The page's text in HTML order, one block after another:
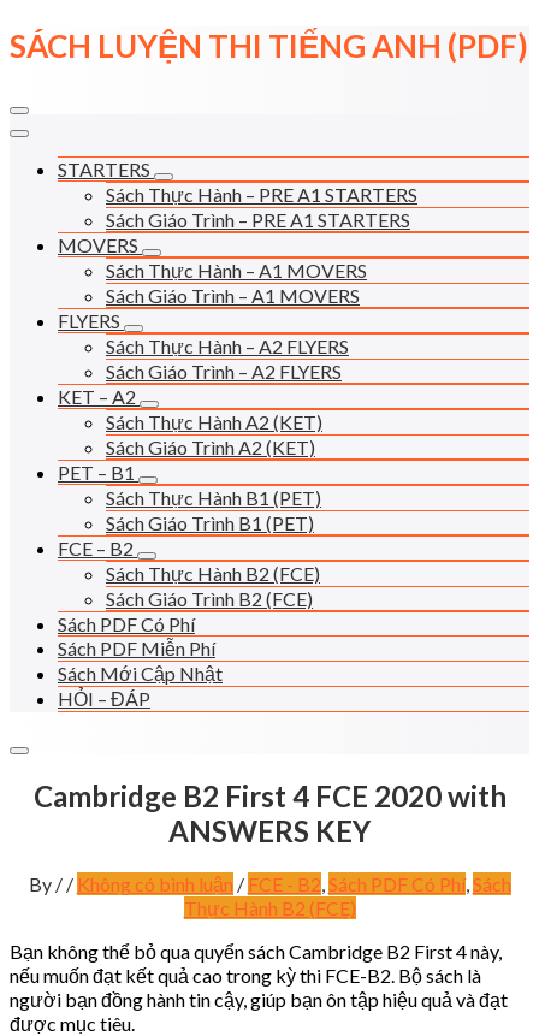
Skip
to
SÁCH LUYỆN THI TIẾNG ANH (PDF)
STARTERS
Sách Thực Hành – PRE A1 STARTERS
Sách Giáo Trình – PRE A1 STARTERS
MOVERS
Sách Thực Hành – A1 MOVERS
Sách Giáo Trình – A1 MOVERS
FLYERS
Sách Thực Hành – A2 FLYERS
Sách Giáo Trình – A2 FLYERS
KET – A2
Sách Thực Hành A2 (KET)
Sách Giáo Trình A2 (KET)
PET – B1
Sách Thực Hành B1 (PET)
Sách Giáo Trình B1 (PET)
FCE – B2
Sách Thực Hành B2 (FCE)
Sách Giáo Trình B2 (FCE)
Sách PDF Có Phí
Sách PDF Miễn Phí
Sách Mới Cập Nhật
HỎI – ĐÁP
Cambridge B2 First 4 FCE 2020 with
ANSWERS KEY
By / / Không có bình luận / FCE - B2,Sách PDF Có Phí,Sách
Thực Hành B2 (FCE)
Bạn không thể bỏ qua quyển sách Cambridge B2 First 4 này,
nếu muốn đạt kết quả cao trong kỳ thi FCE-B2. Bộ sách là
người bạn đồng hành tin cậy, giúp bạn ôn tập hiệu quả và đạt
được mục tiêu.